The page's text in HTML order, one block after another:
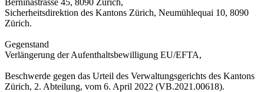
Sicherheitsdirektion des Kantons Zürich, Neumühlequai 10, 8090
Zürich.
Gegenstand
Verlängerung der Aufenthaltsbewilligung EU/EFTA,
Beschwerde gegen das Urteil des Verwaltungsgerichts des Kantons
Zürich, 2. Abteilung, vom 6. April 2022 (VB.2021.00618).